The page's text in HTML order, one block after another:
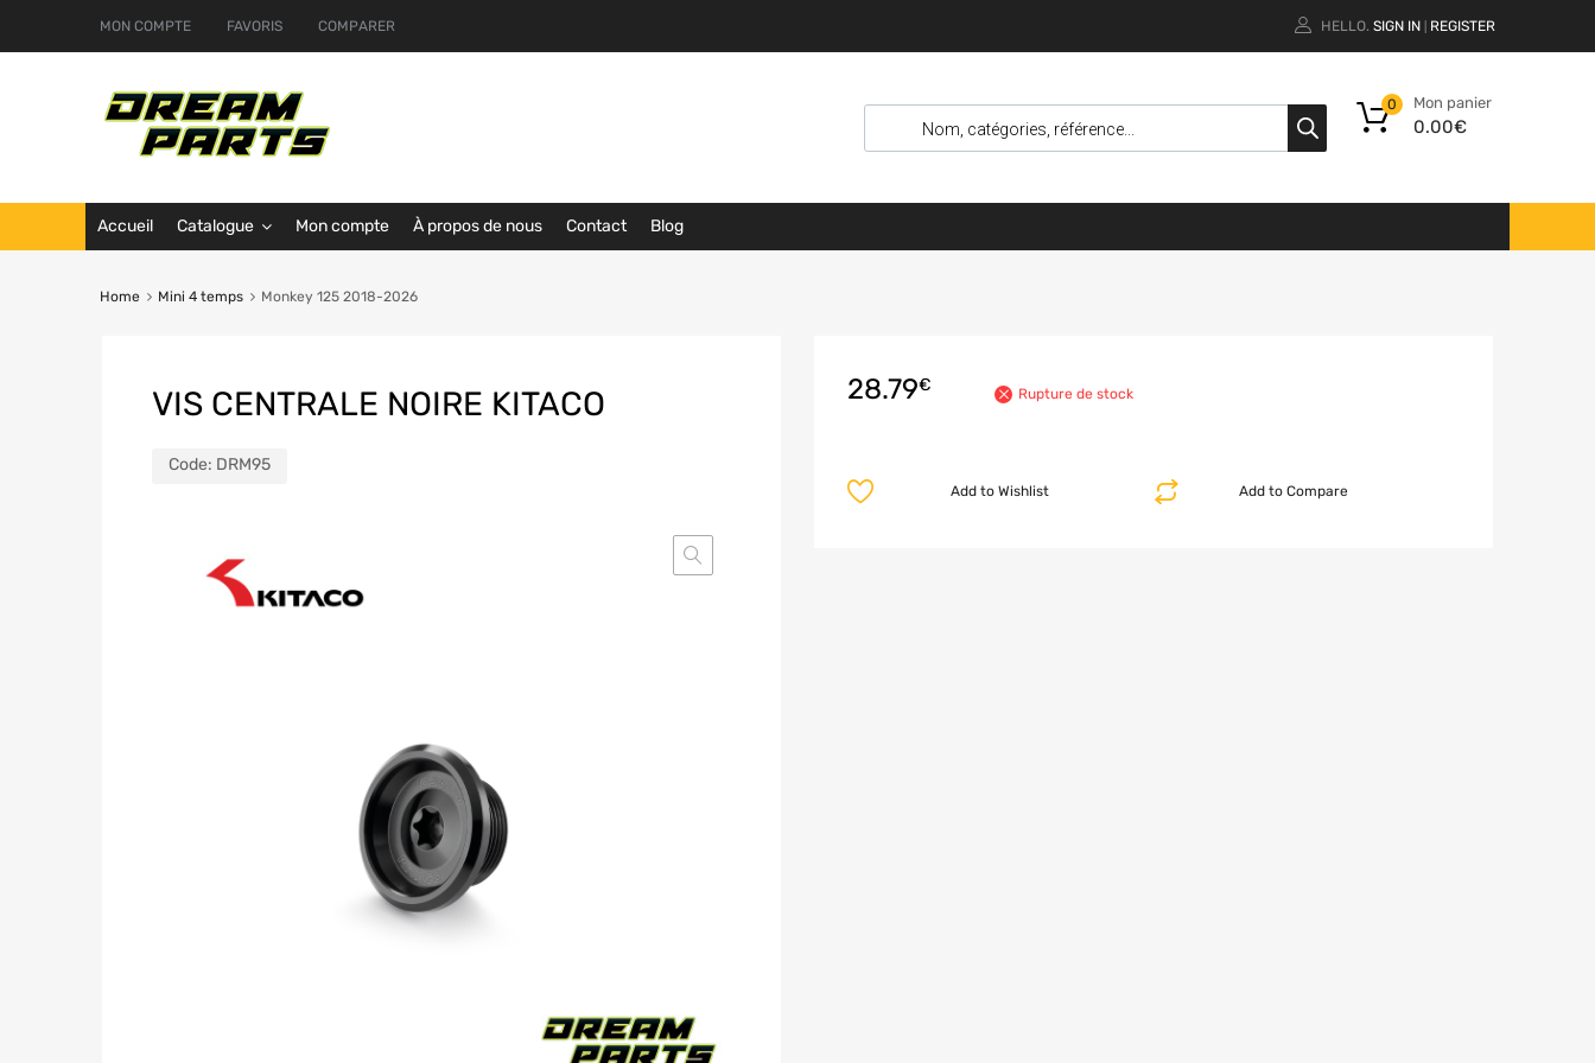
MON COMPTE FAVORIS COMPARER HELLO. SIGN IN REGISTER
Mon panier
0.00€
0
Accueil Catalogue Mon compte À propos de nous Contact Blog
Home Mini 4 temps Monkey 125 2018-2026
VIS CENTRALE NOIRE KITACO
Code: DRM95
28.79€ Rupture de stock
Add to Compare
Add to Wishlist